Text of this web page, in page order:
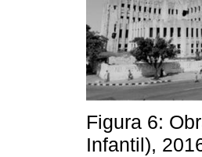
Figura 6:
Infantil),